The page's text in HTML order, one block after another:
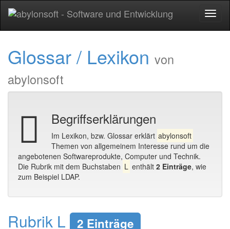
Glossar / Lexikon von
abylonsoft
Begriffserklärungen
Im Lexikon, bzw. Glossar erklärt abylonsoft
Themen von allgemeinem Interesse rund um die
angebotenen Softwareprodukte, Computer und Technik.
Die Rubrik mit dem Buchstaben L enthält 2 Einträge, wie
zum Beispiel LDAP.
Rubrik L 2 Einträge